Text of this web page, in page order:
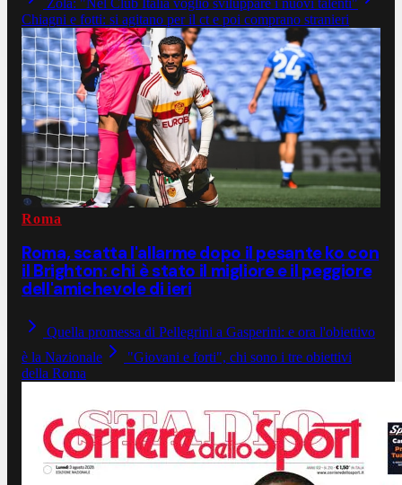
Zola: "Nel Club Italia voglio sviluppare i nuovi talenti"
Chiagni e fotti: si agitano per il ct e poi comprano stranieri
Roma
Roma, scatta l'allarme dopo il pesante ko con
il Brighton: chi è stato il migliore e il peggiore
dell'amichevole di ieri
Quella promessa di Pellegrini a Gasperini: e ora l'obiettivo
è la Nazionale
"Giovani e forti", chi sono i tre obiettivi
della Roma